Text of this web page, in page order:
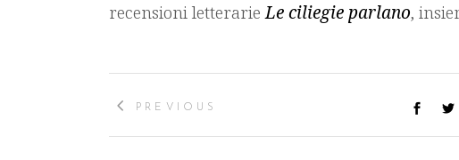
recensioni letterarieLe ciliegie parlano,
PREVIOUS